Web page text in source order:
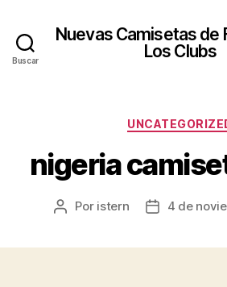
Buscar
Nuevas Camisetas de
Los Clubs
nigeria
Autor
Por istern
Fecha
4 de